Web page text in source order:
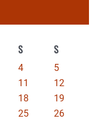
S S
4
5
11
12
18
19
25
26